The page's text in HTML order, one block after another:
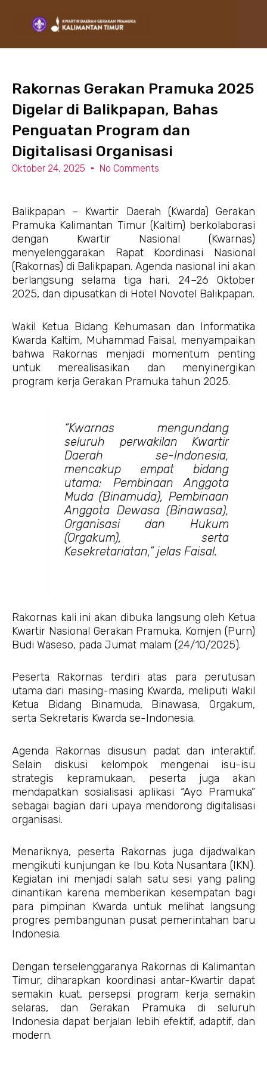
Rakornas Gerakan Pramuka 2025
Digelar di Balikpapan, Bahas
Penguatan Program dan
Digitalisasi Organisasi
Oktober 24, 2025 No Comments
Balikpapan – Kwartir Daerah (Kwarda) Gerakan
Pramuka Kalimantan Timur (Kaltim) berkolaborasi
dengan Kwartir Nasional (Kwarnas)
menyelenggarakan Rapat Koordinasi Nasional
(Rakornas) di Balikpapan. Agenda nasional ini akan
berlangsung selama tiga hari, 24–26 Oktober
2025, dan dipusatkan di Hotel Novotel Balikpapan.
Wakil Ketua Bidang Kehumasan dan Informatika
Kwarda Kaltim, Muhammad Faisal, menyampaikan
bahwa Rakornas menjadi momentum penting
untuk merealisasikan dan menyinergikan
program kerja Gerakan Pramuka tahun 2025.
“Kwarnas mengundang
seluruh perwakilan Kwartir
Daerah se-Indonesia,
mencakup empat bidang
utama: Pembinaan Anggota
Muda (Binamuda), Pembinaan
Anggota Dewasa (Binawasa),
Organisasi dan Hukum
(Orgakum), serta
Kesekretariatan,” jelas Faisal.
Rakornas kali ini akan dibuka langsung oleh Ketua
Kwartir Nasional Gerakan Pramuka, Komjen (Purn)
Budi Waseso, pada Jumat malam (24/10/2025).
Peserta Rakornas terdiri atas para perutusan
utama dari masing-masing Kwarda, meliputi Wakil
Ketua Bidang Binamuda, Binawasa, Orgakum,
serta Sekretaris Kwarda se-Indonesia.
Agenda Rakornas disusun padat dan interaktif.
Selain diskusi kelompok mengenai isu-isu
strategis kepramukaan, peserta juga akan
mendapatkan sosialisasi aplikasi “Ayo Pramuka”
sebagai bagian dari upaya mendorong digitalisasi
organisasi.
Menariknya, peserta Rakornas juga dijadwalkan
mengikuti kunjungan ke Ibu Kota Nusantara (IKN).
Kegiatan ini menjadi salah satu sesi yang paling
dinantikan karena memberikan kesempatan bagi
para pimpinan Kwarda untuk melihat langsung
progres pembangunan pusat pemerintahan baru
Indonesia.
Dengan terselenggaranya Rakornas di Kalimantan
Timur, diharapkan koordinasi antar-Kwartir dapat
semakin kuat, persepsi program kerja semakin
selaras, dan Gerakan Pramuka di seluruh
Indonesia dapat berjalan lebih efektif, adaptif, dan
modern.